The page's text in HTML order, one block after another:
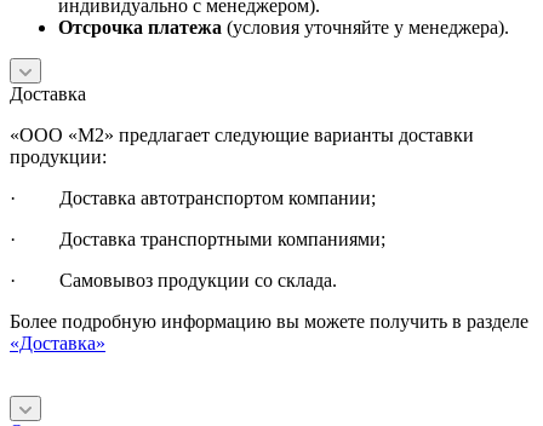
индивидуально с менеджером).
Отсрочка платежа (условия уточняйте у менеджера).
Доставка
«ООО «М2» предлагает следующие варианты доставки
продукции:
· Доставка автотранспортом компании;
· Доставка транспортными компаниями;
· Самовывоз продукции со склада.
Более подробную информацию вы можете получить в разделе
«Доставка»